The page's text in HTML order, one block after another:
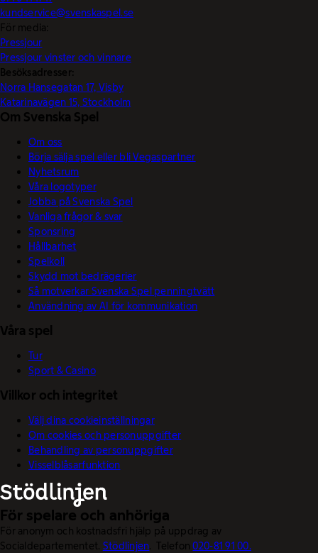
kundservice@svenskaspel.se
För media:
Pressjour
Pressjour vinster och vinnare
Besöksadresser:
Norra Hansegatan 17, Visby
Katarinavägen 15, Stockholm
Om Svenska Spel
Om oss
Börja sälja spel eller bli Vegaspartner
Nyhetsrum
Våra logotyper
Jobba på Svenska Spel
Vanliga frågor & svar
Sponsring
Hållbarhet
Spelkoll
Skydd mot bedrägerier
Så motverkar Svenska Spel penningtvätt
Användning av AI för kommunikation
Våra spel
Tur
Sport & Casino
Villkor och integritet
Välj dina cookieinställningar
Om cookies och personuppgifter
Behandling av personuppgifter
Visselblåsarfunktion
För spelare och anhöriga
För anonym och kostnadsfri hjälp på uppdrag av
Socialdepartementet. Stödlinjen. Telefon020-81 91 00.